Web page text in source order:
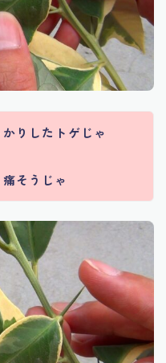
りしたトゲじゃ
そうじゃ